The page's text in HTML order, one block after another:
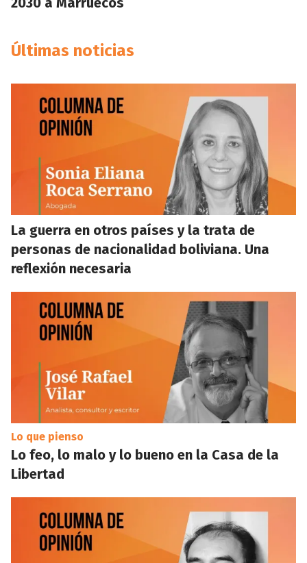
Últimas noticias
La guerra en otros países y la trata de
personas de nacionalidad boliviana. Una
reflexión necesaria
Lo que pienso
Lo feo, lo malo y lo bueno en la Casa de la
Libertad